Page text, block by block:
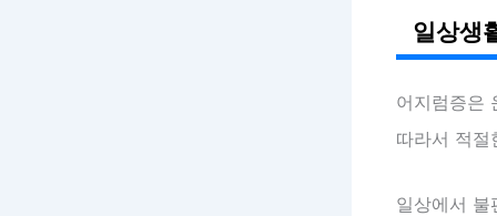
일상생
어지럼증은
따라서 적
일상에서 불